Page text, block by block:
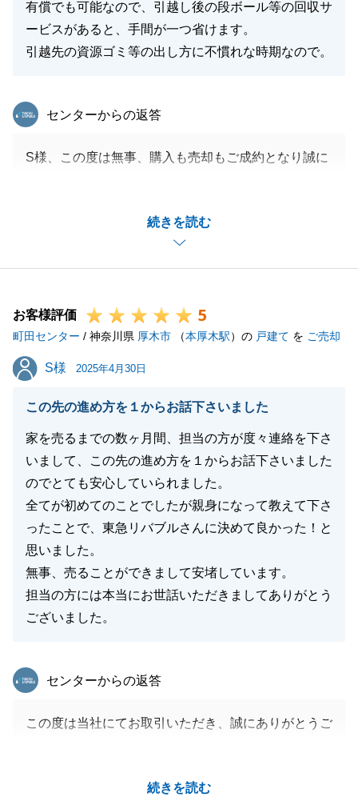
有償でも可能なので、引越し後の段ボール等の回収サ
ービスがあると、手間が一つ省けます。
引越先の資源ゴミ等の出し方に不慣れな時期なので。
続きを読む
東急リバブル
センターからの返答
S様、この度は無事、購入も売却もご成約となり誠に
に回答することを心掛けておりました。こうして無事
決済を迎える事が出来て私も嬉しく思います。
今後も何かご不明点やお困りごとがありましたらいつ
引き続き宜しくお願いいたします。
お客様評価 5
町田センター / 神奈川県 厚木市 （本厚木駅）の 戸建て を ご売却
S様
S様 2025年4月30日
この先の進め方を１からお話下さいました
家を売るまでの数ヶ月間、担当の方が度々連絡を下さ
いまして、この先の進め方を１からお話下さいました
のでとても安心していられました。
全てが初めてのことでしたが親身になって教えて下さ
ったことで、東急リバブルさんに決めて良かった！と
思いました。
無事、売ることができまして安堵しています。
担当の方には本当にお世話いただきましてありがとう
ございました。
続きを読む
東急リバブル
センターからの返答
この度は当社にてお取引いただき、誠にありがとうご